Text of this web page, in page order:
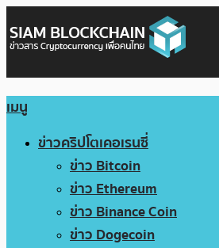
เมนู
ข่าวคริปโตเคอเรนซี่
ข่าว Bitcoin
ข่าว Ethereum
ข่าว Binance Coin
ข่าว Dogecoin